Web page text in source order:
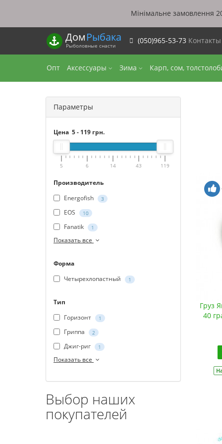
Мінімальне замовлення
ДомРыбака
Рыболовные снасти
(050)965-53-73 Контакты
Опт Аксессуары Зима Карп, сом,
Параметры
Цена 5- 119 грн.
5 6 14 43 119
Производитель
Energofish
3
EOS 10
Fanatik 1
Показать все
Форма
Четырехлопастный
1
Тип
Горизонт
1
Гриппа 2
Джиг-риг 1
Показать все
Выбор наших
покупателей
Груз
40